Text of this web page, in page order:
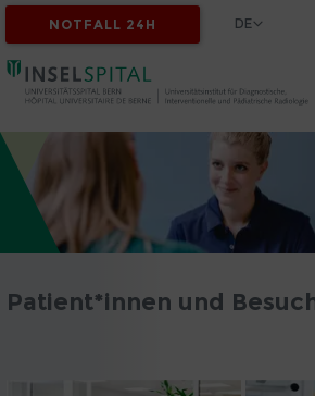
NOTFALL 24H DE
Patient*innen und